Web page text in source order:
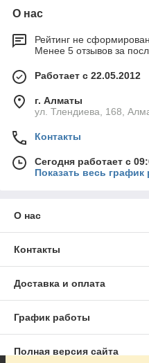
О нас
Рейтинг не сформирован
Менее 5 отзывов за
Работает с 22.05.2012
г. Алматы
ул. Тлендиева, 168,
Контакты
Сегодня работает с
Показать весь график
О нас
Контакты
Доставка и оплата
График работы
Полная версия сайта